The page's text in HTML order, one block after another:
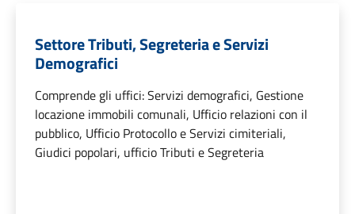
Settore Tributi, Segreteria e Servizi
Demografici
Comprende gli uffici: Servizi demografici, Gestione
locazione immobili comunali, Ufficio relazioni con il
pubblico, Ufficio Protocollo e Servizi cimiteriali,
Giudici popolari, ufficio Tributi e Segreteria